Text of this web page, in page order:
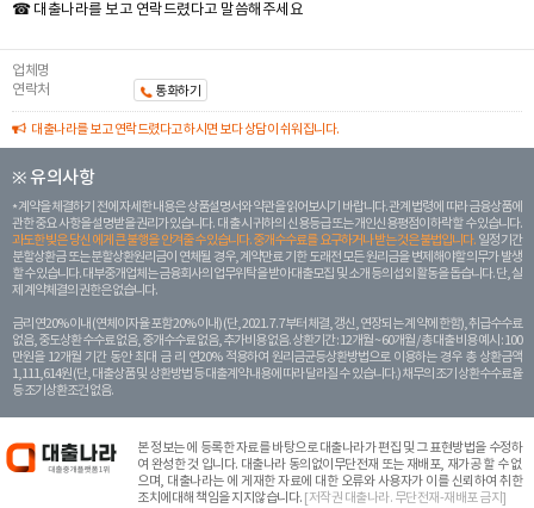
☎ 대출나라를 보고 연락드렸다고 말씀해주세요
업체명
연락처
통화하기
대출나라를 보고 연락드렸다고 하시면 보다 상담이 쉬워집니다.
※ 유의사항
계약을 체결하기 전에 자세한 내용은 상품설명서와 약관을 읽어보시기 바랍니다. 관계 법령에 따라 금융상품에
관한 중요 사항을 설명받을 권리가 있습니다. 대 출 시 귀하의 신용등급 또는 개인신용평점이 하락할 수 있습니다.
과도한 빚은 당신 에게 큰 불행을 안겨줄 수 있습니다. 중개수수료를 요구하거나 받는 것은 불법입니다. 일정 기간
분할상환금 또는 분할상환원리금이 연체될 경우, 계약만료 기한 도래전 모든 원리금을 변제해야할 의무가 발생
할 수 있습니다. 대부중개업체는 금융회사의 업무위탁을 받아 대출모집 및 소개 등의 섭외 활동을 돕습니다. 단, 실
제 계약체결의 권한은 없습니다.
금리 연20% 이내 (연체이자율 포함 20% 이내) (단, 2021. 7. 7부터 체결, 갱신, 연장되는 계 약에 한함), 취급수수료
없음, 중도상환 수수료 없음, 중개수수료 없음, 추가비용 없음. 상환기간 : 12개월 ~ 60개월 / 총 대출 비용 예시 : 100
만원을 12개월 기간 동안 최대 금 리 연20% 적용하여 원리금균등상환방법으로 이용하는 경우 총 상환금액
1,111,614원 (단, 대출상품 및 상환방법 등 대출계약 내용에 따라 달라질 수 있습니다.) 채무의 조기 상환수수료율
등 조기상환조건 없음.
본 정보는에 등록한 자료를 바탕으로 대출나라가 편집 및 그 표현방법을 수정하
여 완성한 것 입니다. 대출나라 동의없이무단전재 또는 재배포, 재가공 할 수 없
으며, 대출나라는 에 게재한 자료에 대한 오류와 사용자가 이를 신뢰하여 취한
조치에대해 책임을 지지않습니다. [저작권 대출나라. 무단전재-재배포 금지]